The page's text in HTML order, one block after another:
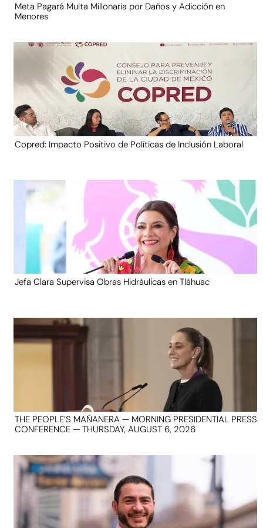
Meta Pagará Multa Millonaria por Daños y Adicción en
Menores
Copred: Impacto Positivo de Políticas de Inclusión Laboral
Jefa Clara Supervisa Obras Hidráulicas en Tláhuac
THE PEOPLE’S MAÑANERA — MORNING PRESIDENTIAL PRESS
CONFERENCE — THURSDAY, AUGUST 6, 2026